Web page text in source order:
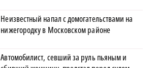
Неизвестный напал с домогательствами на
нижегородку в Московском районе
Автомобилист, севший за руль пьяным и